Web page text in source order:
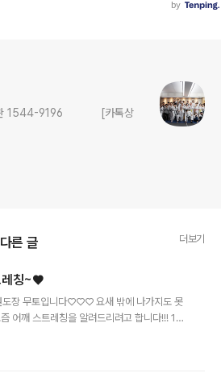
관 1544-9196 [카톡상
른 글 더보기
레칭~♥
장 무토입니다♡♡♡ 요새 밖에 나가지도 못
어깨 스트레칭을 알려드리려고 합니다!!! 1단
으로 갯수를 더하셔도 됩니다^^ 2단계 어깨를